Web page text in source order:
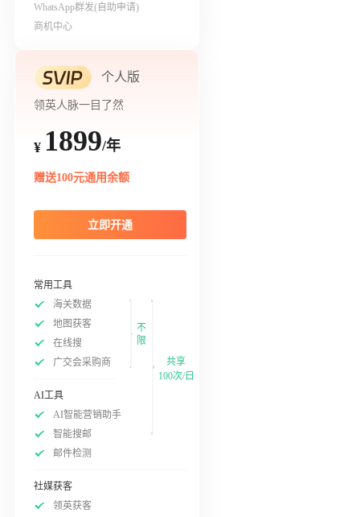
WhatsApp群发(自助申请)
商机中心
个人版
领英人脉一目了然
¥ 1899/年
赠送100元通用余额
立即开通
常用工具
海关数据
地图获客
在线搜
广交会采购商
不
限
AI工具
AI智能营销助手
智能搜邮
邮件检测
社媒获客
领英获客
共享
100次/日